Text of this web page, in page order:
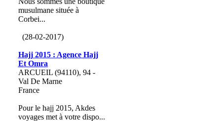
musulmane située à
Corbei...
(28-02-2017)
Hajj 2015 : Agence Hajj
Et Omra
ARCUEIL (94110), 94 -
Val De Marne
France
Pour le hajj 2015, Akdes
voyages met à votre dispo...